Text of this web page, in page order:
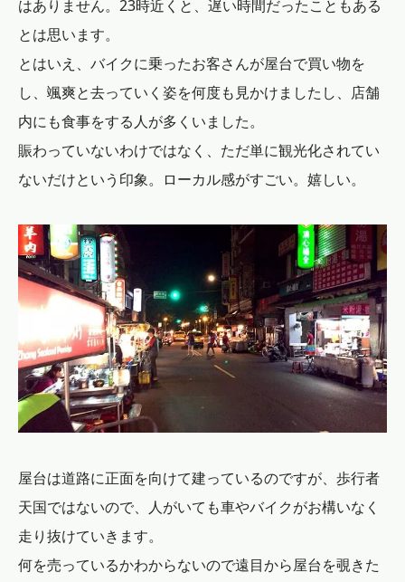
はありません。23時近くと、遅い時間だったこともある
とは思います。
とはいえ、バイクに乗ったお客さんが屋台で買い物を
し、颯爽と去っていく姿を何度も見かけましたし、店舗
内にも食事をする人が多くいました。
賑わっていないわけではなく、ただ単に観光化されてい
ないだけという印象。ローカル感がすごい。嬉しい。
屋台は道路に正面を向けて建っているのですが、歩行者
天国ではないので、人がいても車やバイクがお構いなく
走り抜けていきます。
何を売っているかわからないので遠目から屋台を覗きた